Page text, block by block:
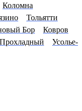
Коломна
Тольятти
Бор
Ковров
Прохладный
Усолье-